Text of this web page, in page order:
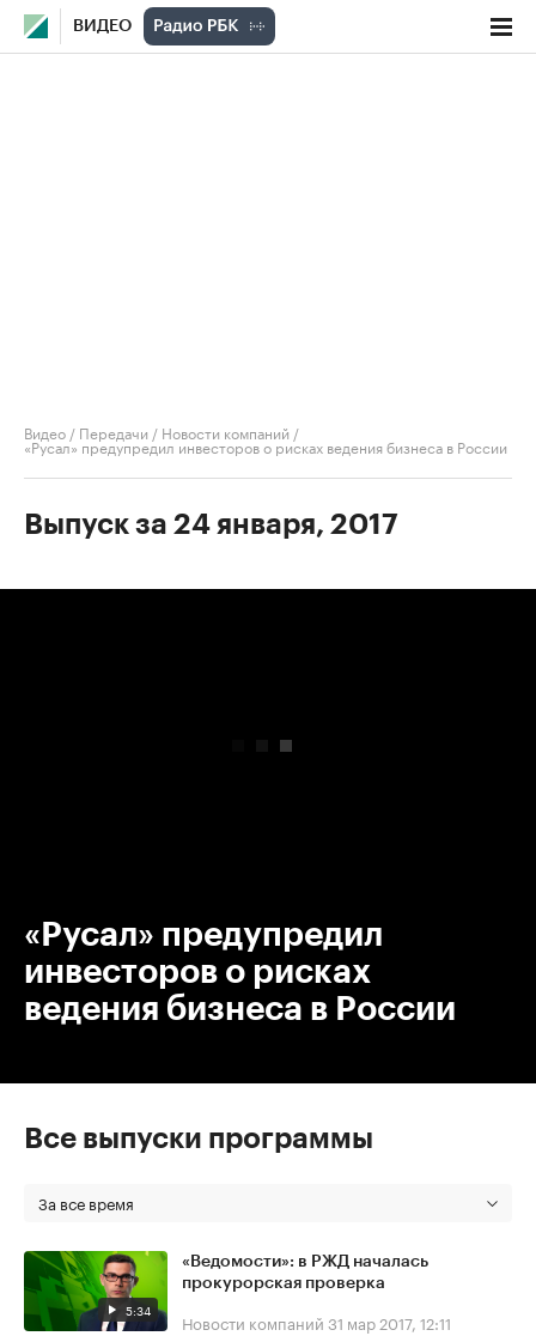
ВИДЕО
Видео / Передачи / Новости компаний /
«Русал» предупредил инвесторов о рисках ведения бизнеса в России
Выпуск за 24 января, 2017
«Русал» предупредил
инвесторов о рисках
ведения бизнеса в России
Все выпуски программы
За все время
5:34
«Ведомости»: в РЖД началась
прокурорская проверка
Новости компаний 31 мар 2017, 12:11